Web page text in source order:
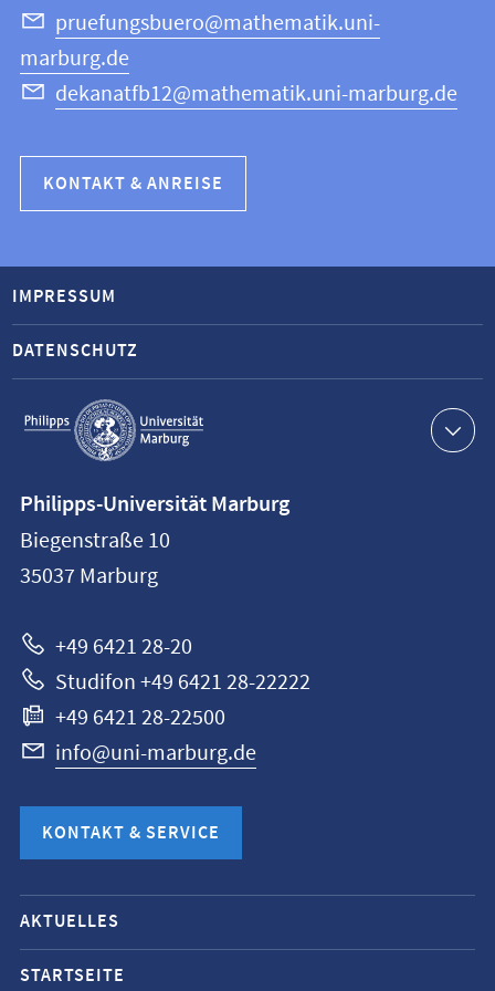
pruefungsbuero@mathematik.uni-
marburg.de
dekanatfb12@mathematik.uni-marburg.de
KONTAKT & ANREISE
Service-
Navigation
IMPRESSUM
DATENSCHUTZ
Philipps-
Universität
Marburg
Philipps-Universität Marburg
Biegenstraße 10
35037 Marburg
+49 6421 28-20
Studifon +49 6421 28-22222
+49 6421 28-22500
info@uni-marburg.de
KONTAKT & SERVICE
Mobile-
Service-
Navigation
AKTUELLES
STARTSEITE